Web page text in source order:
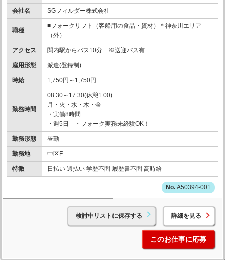
会社名 SGフィルダー株式会社
職種
■フォークリフト（客船用の食品・資材）＊神奈川エリア
（外）
アクセス 関内駅からバス10分 ※送迎バス有
雇用形態 派遣(登録制)
時給 1,750円～1,750円
勤務時間
08:30～17:30(休憩1:00)
月・火・水・木・金
・実働8時間
・週5日 ・フォーク実務未経験OK！
勤務形態 昼勤
勤務地 中区F
特徴 日払い 週払い 学歴不問 履歴書不問 高時給
A50394-001
検討中リストに保存する 詳細を見る
このお仕事に応募